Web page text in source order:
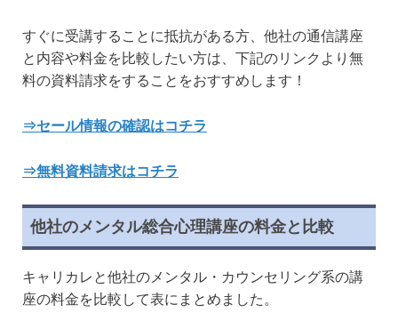
すぐに受講することに抵抗がある方、他社の通信講座
と内容や料金を比較したい方は、下記のリンクより無
料の資料請求をすることをおすすめします！
⇒セール情報の確認はコチラ
⇒無料資料請求はコチラ
他社のメンタル総合心理講座の料金と比較
キャリカレと他社のメンタル・カウンセリング系の講
座の料金を比較して表にまとめました。